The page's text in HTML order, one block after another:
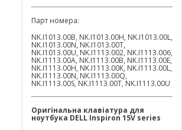
Парт номера:
NK.I1013.00B, NK.I1013.00H, NK.I1013.00L,
NK.I1013.00N, NK.I1013.00T,
NK.I1013.00U, NK.I1113.002, NK.I1113.006,
NK.I1113.00A, NK.I1113.00B, NK.I1113.00E,
NK.I1113.00H, NK.I1113.00K, NK.I1113.00L,
NK.I1113.00N, NK.I1113.00Q,
NK.I1113.00S, NK.I1113.00T, NK.I1113.00U
Оригінальна клавіатура для
ноутбука DELL Inspiron 15V series